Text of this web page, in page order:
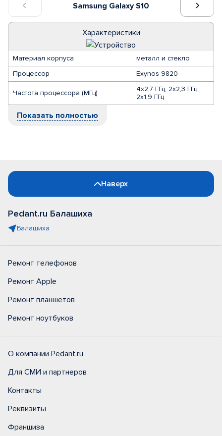
Samsung Galaxy S10
Характеристики
Материал корпуса
металл и стекло
Процессор
Exynos 9820
Частота процессора (МГц)
4х2,7 ГГц, 2х2,3 ГГц,
2х1,9 ГГц
Показать полностью
Наверх
Pedant.ru Балашиха
Балашиха
Ремонт телефонов
Ремонт Apple
Ремонт планшетов
Ремонт ноутбуков
О компании Pedant.ru
Для СМИ и партнеров
Контакты
Реквизиты
Франшиза